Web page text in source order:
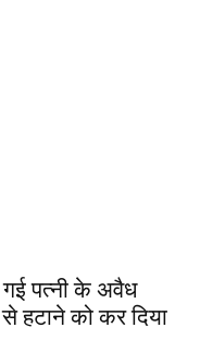
पत्नी के अवैध
हटाने को कर दिया